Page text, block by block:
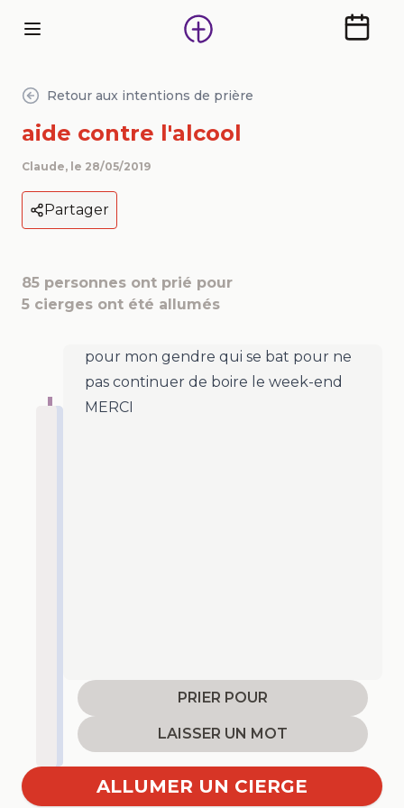
Retour aux intentions de prière
aide contre l'alcool
Claude, le 28/05/2019
Partager
85 personnes ont prié pour
5 cierges ont été allumés
pour mon gendre qui se bat pour ne
pas continuer de boire le week-end
MERCI
PRIER POUR
LAISSER UN MOT
ALLUMER UN CIERGE